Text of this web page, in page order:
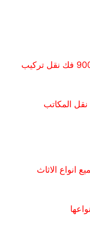
نقل عفش مبارك الكبير 90061233 فك نقل تركيب
نقل المكاتب
انواع الاثاث